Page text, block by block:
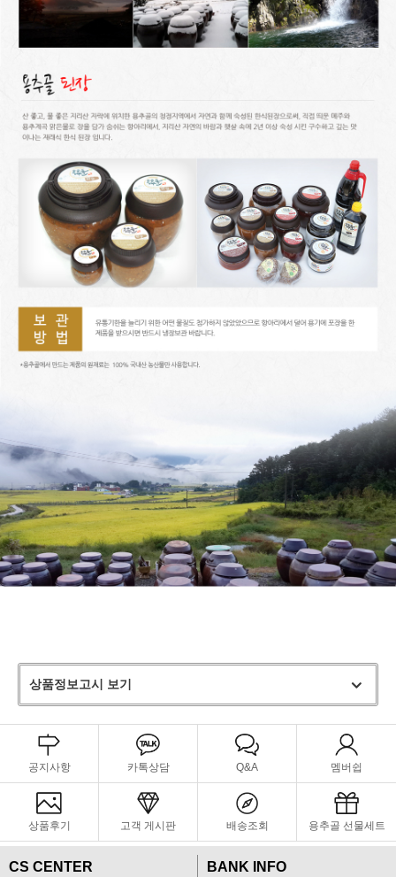
상품정보고시 보기
공지사항 카톡상담 Q&A 멤버쉽
상품후기 고객 게시판 배송조회 용추골 선물세트
CS CENTER BANK INFO